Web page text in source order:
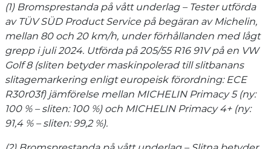
(1) Bromsprestanda på vått underlag – Tester utförda
av TÜV SÜD Product Service på begäran av Michelin,
mellan 80 och 20 km/h, under förhållanden med lågt
grepp i juli 2024. Utförda på 205/55 R16 91V på en VW
Golf 8 (sliten betyder maskinpolerad till slitbanans
slitagemarkering enligt europeisk förordning: ECE
R30r03f) jämförelse mellan MICHELIN Primacy 5 (ny:
100 % – sliten: 100 %) och MICHELIN Primacy 4+ (ny:
91,4 % – sliten: 99,2 %).